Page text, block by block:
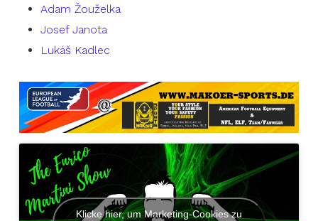
Adam Žouželka
Josef Janota
Lukáš Kadlec
Klicke hier, um Marketing-Cookies zu